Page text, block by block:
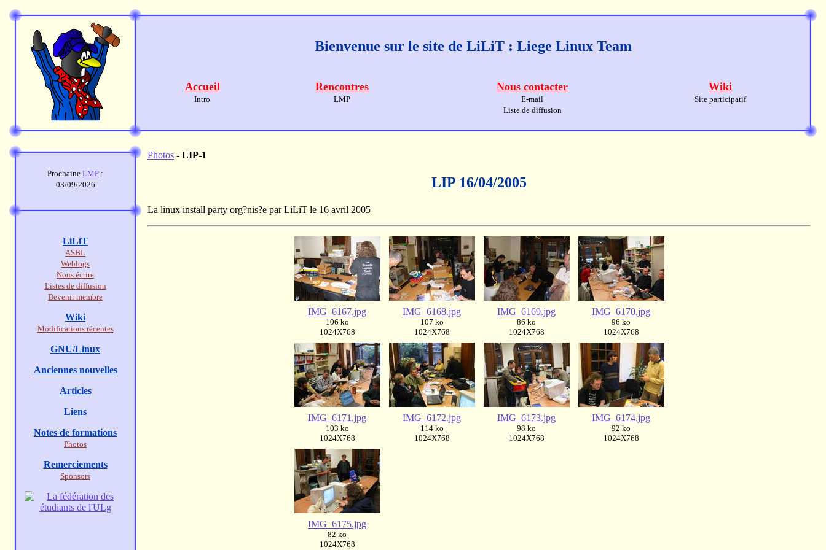
Bienvenue sur le site de LiLiT : Liege Linux Team
Accueil
Intro
Rencontres
LMP
Nous contacter
E-mail
Liste de diffusion
Wiki
Site participatif
Photos - LIP-1
LIP 16/04/2005
La linux install party org?nis?e par LiLiT le 16 avril 2005
IMG_6167.jpg
106 ko
1024X768
IMG_6168.jpg
107 ko
1024X768
IMG_6169.jpg
86 ko
1024X768
IMG_6170.jpg
96 ko
1024X768
IMG_6171.jpg
103 ko
1024X768
IMG_6172.jpg
114 ko
1024X768
IMG_6173.jpg
98 ko
1024X768
IMG_6174.jpg
92 ko
1024X768
IMG_6175.jpg
82 ko
1024X768
Prochaine LMP :
03/09/2026
LiLiT
ASBL
Weblogs
Nous écrire
Listes de diffusion
Devenir membre
Wiki
Modifications récentes
GNU/Linux
Anciennes nouvelles
Articles
Liens
Notes de formations
Photos
Remerciements
Sponsors